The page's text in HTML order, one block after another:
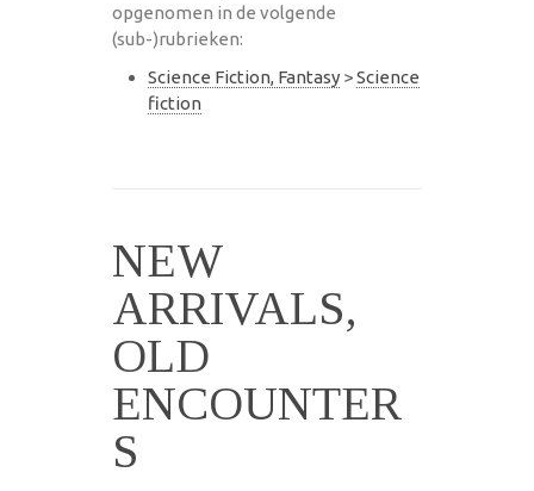
opgenomen in de volgende
(sub-)rubrieken:
Science Fiction, Fantasy >Science
fiction
NEW
ARRIVALS,
OLD
ENCOUNTER
S